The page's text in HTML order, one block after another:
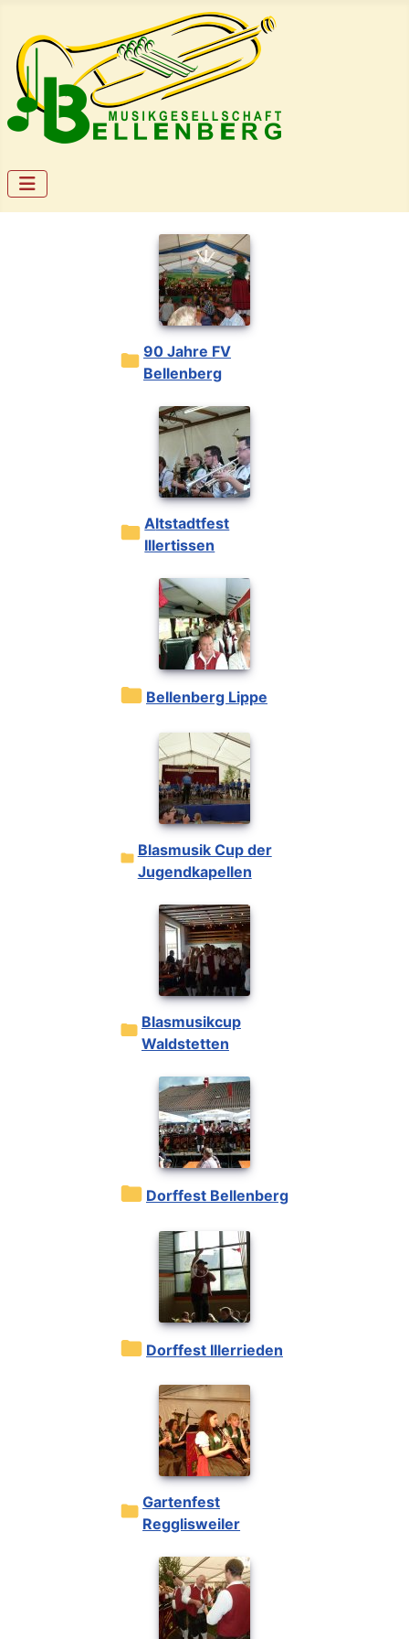
90 Jahre FV
Bellenberg
Altstadtfest
Illertissen
Bellenberg Lippe
Blasmusik Cup der
Jugendkapellen
Blasmusikcup
Waldstetten
Dorffest Bellenberg
Dorffest Illerrieden
Gartenfest
Regglisweiler